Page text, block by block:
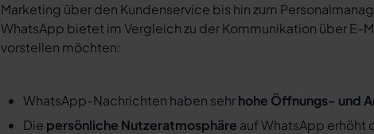
Marketing über den Kundenservice bis hin zum
WhatsApp bietet im Vergleich zu der Kommunikation über E-
vorstellen möchten:
WhatsApp-Nachrichten haben sehrhohe Öffnungs- und
Die persönliche Nutzeratmosphäre auf WhatsApp erhöht